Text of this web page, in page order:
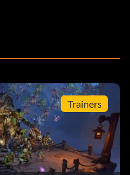
Trainers